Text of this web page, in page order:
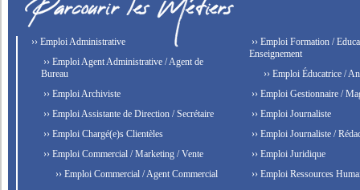
›› Emploi Administrative
›› Emploi Agent Administrative / Agent de
Bureau
›› Emploi Archiviste
›› Emploi Assistante de Direction / Secrétaire
›› Emploi Chargé(e)s Clientèles
›› Emploi Commercial / Marketing / Vente
›› Emploi Commercial / Agent Commercial
›› Emploi Formation /
Enseignement
›› Emploi Éducatrice /
›› Emploi Gestionnaire /
›› Emploi Journaliste
›› Emploi Journaliste /
›› Emploi Juridique
›› Emploi Ressources